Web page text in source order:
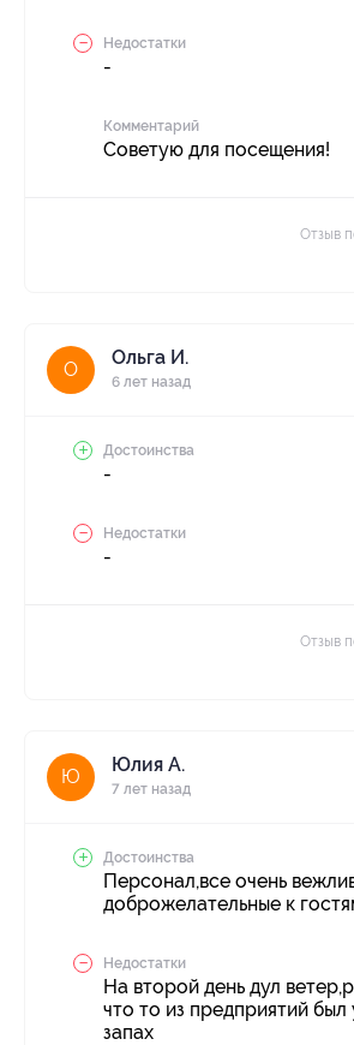
Недостатки
-
Комментарий
Советую для посещения!
Отзыв
О
Ольга И.
6 лет назад
Достоинства
-
Недостатки
-
Отзыв
Ю
Юлия А.
7 лет назад
Достоинства
Персонал,все очень
доброжелательные к
Недостатки
На второй день дул
что то из предприятий
запах